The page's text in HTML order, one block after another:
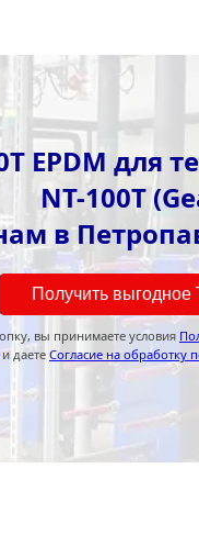
EPDM для
NT-100T
в
Получить выгодное
вы принимаете условия
и даете Согласие на обработку